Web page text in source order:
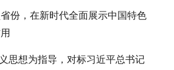
份，在新时代全面展示中国特色
思想为指导，对标习近平总书记